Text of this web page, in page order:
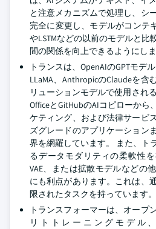
と注意メカニズムで処理し、シ
完全に変更し、モデルがコンテ
やLSTMなどの以前のモデルと比
間の関係を向上できるようにしま
トランスは、OpenAIのGPTモデ
LLaMA、AnthropicのClaudeを含
リューションモデルで使用され
OfficeとGitHubのAIコピローから
ケティング、および法律サービ
ズグレードのアプリケーション
界を網羅しています。 また、ト
るデータモダリティの柔軟性を
VAE、または拡散モデルなどの
にも利点があります。これは、
限されたタスクを持っています。
トランスフォーマーは、オープ
リトトレーニングモデル、